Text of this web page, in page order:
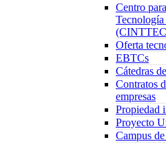
Centro
Oferta
EBTCs
Cátedras
Contratos
empresas
Propiedad
Proyecto
Campus